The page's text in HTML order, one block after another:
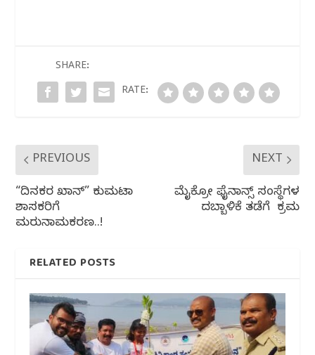
b
o
r A
p
ra
SHARE:
RATE:
PREVIOUS
“ದಿನಕರ ಖಾನ್” ಕುಮಟಾ
ಶಾಸಕರಿಗೆ
ಮರುನಾಮಕರಣ..!
NEXT
ಮೈಕ್ರೋ ಫೈನಾನ್ಸ್ ಸಂಸ್ಥೆಗಳ
ದಬ್ಬಾಳಿಕೆ ತಡೆಗೆ ಕ್ರಮ
RELATED POSTS